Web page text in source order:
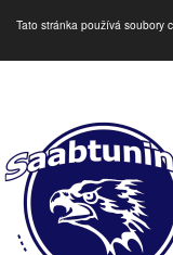
Tato stránka používá soubory